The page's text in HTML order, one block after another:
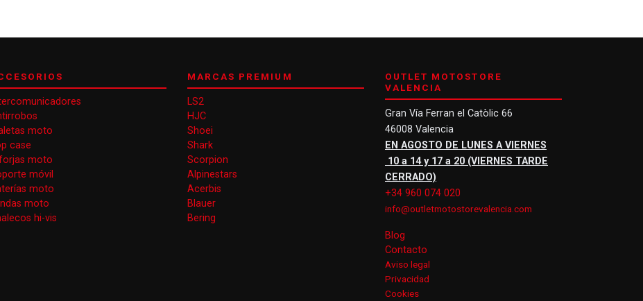
moto
case
moto
móvil
moto
moto
hi-vis
MARCAS PREMIUM
LS2
HJC
Shoei
Shark
Scorpion
Alpinestars
Acerbis
Blauer
Bering
OUTLET MOTOSTORE
VALENCIA
Gran Vía Ferran el Catòlic 66
46008 Valencia
EN AGOSTO DE LUNES A VIERNES
10 a 14 y 17 a 20 (VIERNES TARDE
CERRADO)
+34 960 074 020
info@outletmotostorevalencia.com
Blog
Contacto
Aviso legal
Privacidad
Cookies